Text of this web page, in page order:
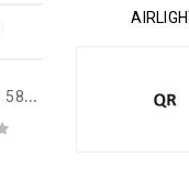
Q
UICK-SUN 587 56-15